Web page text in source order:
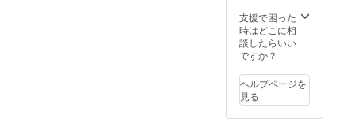
支援で困った
時はどこに相
談したらいい
ですか？
ヘルプページを
見る